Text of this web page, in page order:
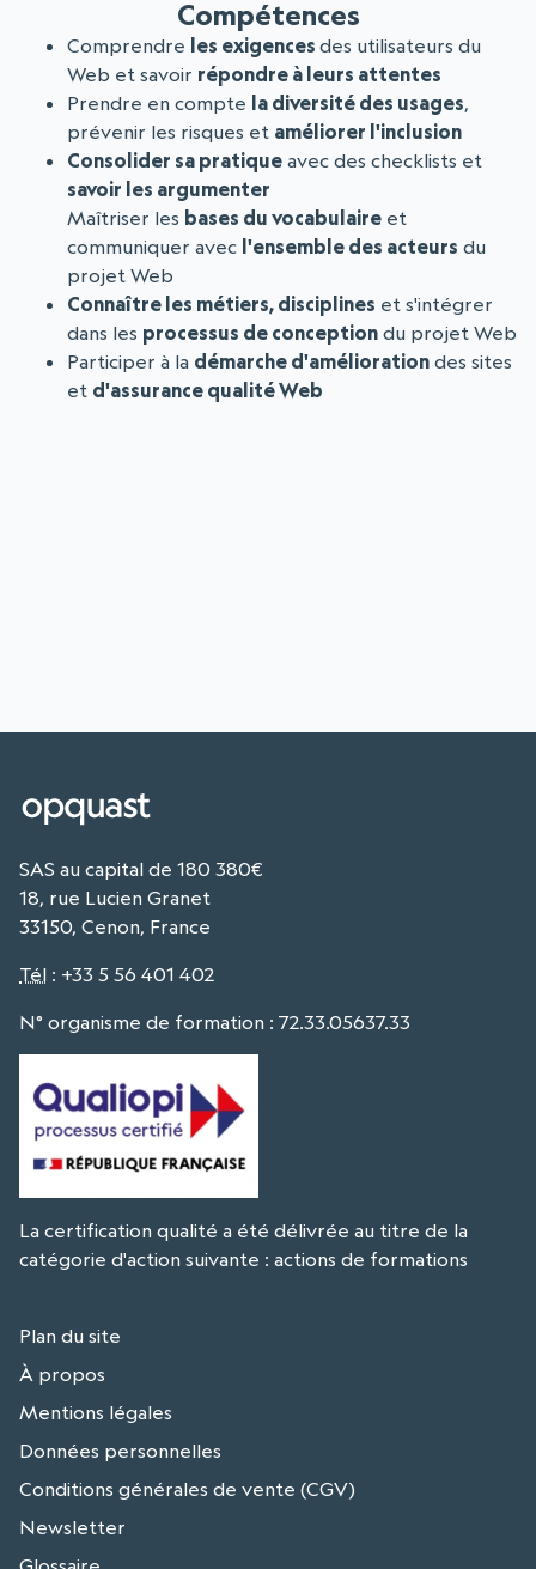
Compétences
Comprendre les exigences des utilisateurs du
Web et savoir répondre à leurs attentes
Prendre en compte la diversité des usages,
prévenir les risques et améliorer l'inclusion
Consolider sa pratique avec des checklists et
savoir les argumenter
Maîtriser les bases du vocabulaire et
communiquer avec l'ensemble des acteurs du
projet Web
Connaître les métiers, disciplines et s'intégrer
dans les processus de conception du projet Web
Participer à la démarche d'amélioration des sites
et d'assurance qualité Web
SAS au capital de 180 380€
18, rue Lucien Granet
33150, Cenon, France
Tél : +33 5 56 401 402
N° organisme de formation : 72.33.05637.33
La certification qualité a été délivrée au titre de la
catégorie d'action suivante : actions de formations
Plan du site
À propos
Mentions légales
Données personnelles
Conditions générales de vente (CGV)
Newsletter